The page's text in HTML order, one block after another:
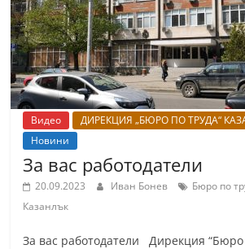
Видео ДИРЕКЦИЯ „БЮРО ПО ТРУДА“
Новини
За вас работодатели
20.09.2023 Иван Бонев Бюро по
Казанлък
За вас работодатели Дирекция “Бюро